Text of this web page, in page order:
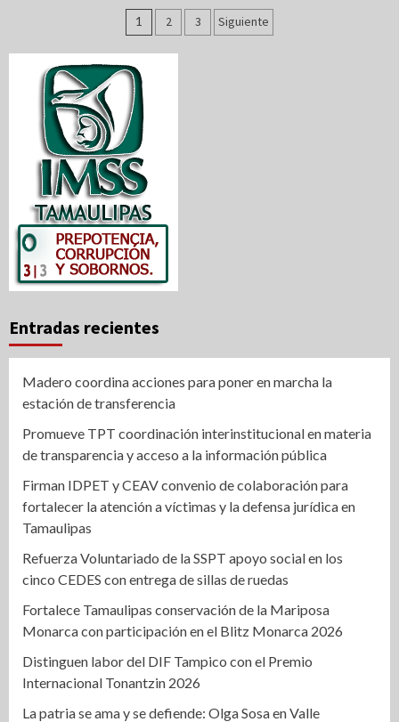
Paginación
de
entradas
1 2 3 Siguiente
Entradas recientes
Madero coordina acciones para poner en marcha la
estación de transferencia
Promueve TPT coordinación interinstitucional en materia
de transparencia y acceso a la información pública
Firman IDPET y CEAV convenio de colaboración para
fortalecer la atención a víctimas y la defensa jurídica en
Tamaulipas
Refuerza Voluntariado de la SSPT apoyo social en los
cinco CEDES con entrega de sillas de ruedas
Fortalece Tamaulipas conservación de la Mariposa
Monarca con participación en el Blitz Monarca 2026
Distinguen labor del DIF Tampico con el Premio
Internacional Tonantzin 2026
La patria se ama y se defiende: Olga Sosa en Valle